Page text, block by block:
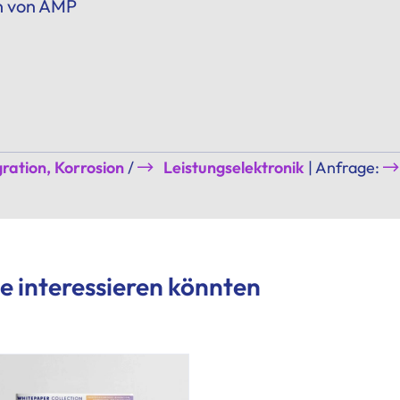
von AMP
Korrosion/ Leistungselektronik| Anfrage:
interessieren könnten